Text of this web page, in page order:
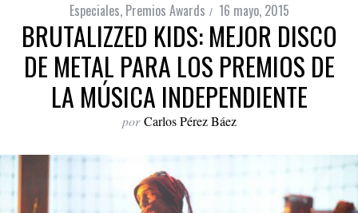
Especiales, Premios Awards 16 mayo, 2015
BRUTALIZZED KIDS: MEJOR DISCO
DE METAL PARA LOS PREMIOS DE
LA MÚSICA INDEPENDIENTE
por Carlos Pérez Báez